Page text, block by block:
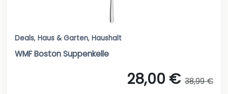
Deals, Haus & Garten, Haushalt
WMF Boston Suppenkelle
28,00 € 38,99 €